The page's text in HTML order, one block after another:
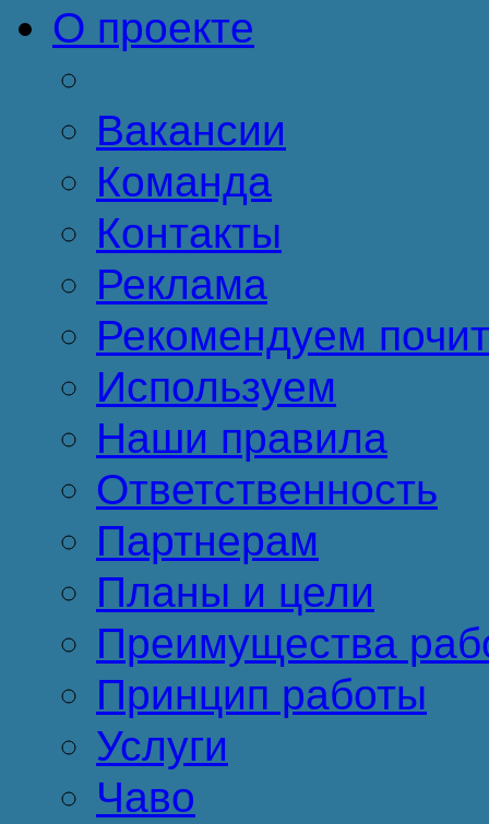
О проекте
Вакансии
Команда
Контакты
Реклама
Рекомендуем
Используем
Наши правила
Ответственность
Партнерам
Планы и цели
Преимущества
Принцип работы
Услуги
Чаво